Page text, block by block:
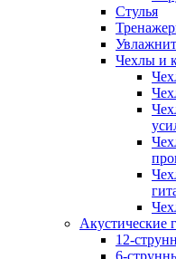
Стулья
Чехлы и
Акустические
12-
6-